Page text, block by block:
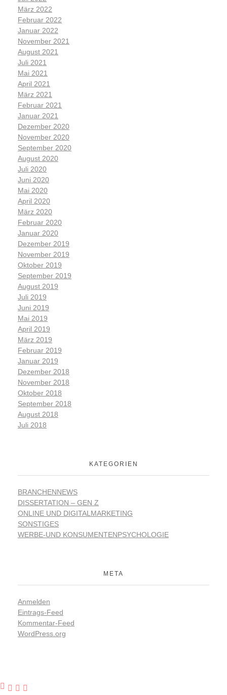
März 2022
Februar 2022
Januar 2022
November 2021
August 2021
Juli 2021
Mai 2021
April 2021
März 2021
Februar 2021
Januar 2021
Dezember 2020
November 2020
September 2020
August 2020
Juli 2020
Juni 2020
Mai 2020
April 2020
März 2020
Februar 2020
Januar 2020
Dezember 2019
November 2019
Oktober 2019
September 2019
August 2019
Juli 2019
Juni 2019
Mai 2019
April 2019
März 2019
Februar 2019
Januar 2019
Dezember 2018
November 2018
Oktober 2018
September 2018
August 2018
Juli 2018
KATEGORIEN
BRANCHENNEWS
DISSERTATION – GEN Z
ONLINE UND DIGITALMARKETING
SONSTIGES
WERBE-UND KONSUMENTENPSYCHOLOGIE
META
Anmelden
Eintrags-Feed
Kommentar-Feed
WordPress.org